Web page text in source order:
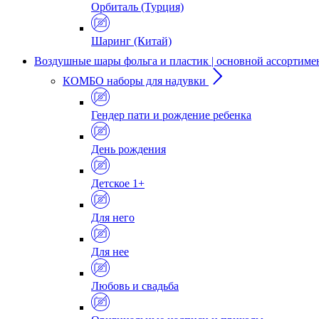
Орбиталь (Турция)
Шаринг (Китай)
Воздушные шары фольга и пластик | основной
КОМБО наборы для надувки
Гендер пати и рождение ребенка
День рождения
Детское 1+
Для него
Для нее
Любовь и свадьба